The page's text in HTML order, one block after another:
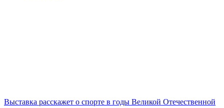
Выставка расскажет о спорте в годы Великой Отечественной